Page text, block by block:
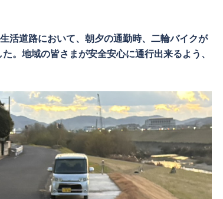
活道路において、朝夕の通勤時、二輪バイクが
。地域の皆さまが安全安心に通行出来るよう、